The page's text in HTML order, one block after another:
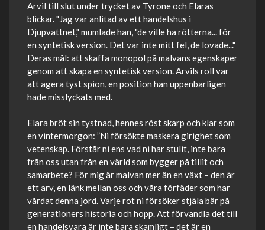
Arvil till slut under trycket av Tyrone och Elaras
blickar. "Jag var anlitad av ett handelshus i
Djupvattnet," mumlade han, "de ville ha rötterna... för
en syntetisk version. Det var inte mitt fel, de lovade..."
Deras mål: att skaffa monopol på malvans egenskaper
genom att skapa en syntetisk version. Arvils roll var
att agera tyst spion, en position han uppenbarligen
hade misslyckats med.
Elara bröt sin tystnad, hennes röst skarp och klar som
en vintermorgon: ”Ni försökte maskera girighet som
vetenskap. Förstår ni ens vad ni har stulit, inte bara
från oss utan från en värld som bygger på tillit och
samarbete? För mig är malvan mer än en växt – den är
ett arv, en länk mellan oss och våra förfäder som har
vårdat denna jord. Varje rot ni försöker stjäla bär på
generationers historia och hopp. Att förvandla det till
en handelsvara är inte bara skamligt – det är en